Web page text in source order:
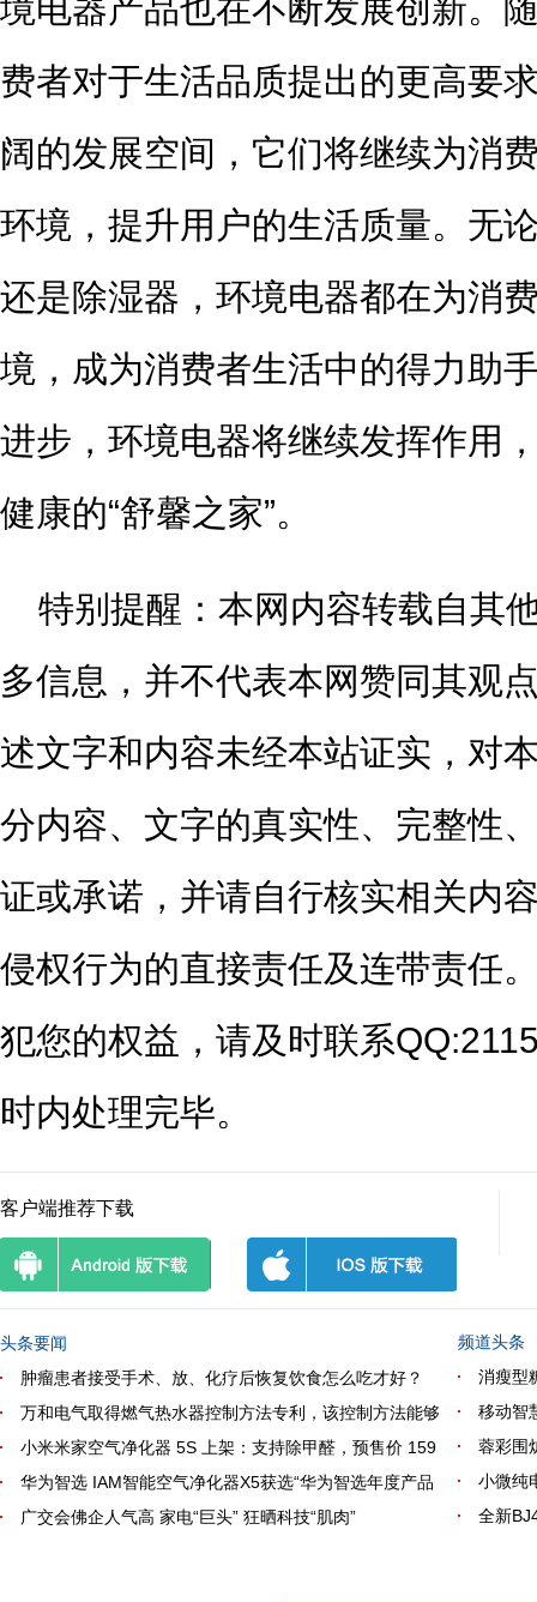
境电器产品也在不断发展创新。
费者对于生活品质提出的更高要
阔的发展空间，它们将继续为消
环境，提升用户的生活质量。无
还是除湿器，环境电器都在为消
境，成为消费者生活中的得力助
进步，环境电器将继续发挥作用
健康的“舒馨之家”。
特别提醒： 本网内容转载自其
多信息，并不代表本网赞同其观
述文字和内容未经本站证实，对
分内容、文字的真实性、完整性
证或承诺，并请自行核实相关内
侵权行为的直接责任及连带责任
犯您的权益，请及时联系
时内处理完毕。
客户端推荐下载
头条要闻
肿瘤患者接受手术、放、化疗后恢复饮食怎么吃才好？
万和电气取得燃气热水器控制方法专利，该控制方法能够
小米米家空气净化器 5S 上架：支持除甲醛，预售价 159
华为智选 IAM智能空气净化器X5获选“华为智选年度产品
广交会佛企人气高 家电“巨头” 狂晒科技“肌肉”
频道头条
消瘦型
移动智
蓉彩围
小微纯
全新